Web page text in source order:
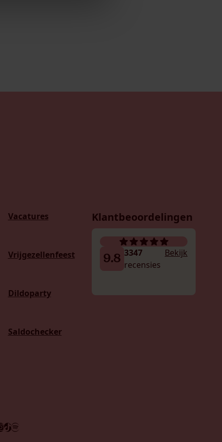
Vacatures
Vrijgezellenfeest
Dildoparty
Saldochecker
Klantbeoordelingen
9.8 3347
recensies
Bekijk